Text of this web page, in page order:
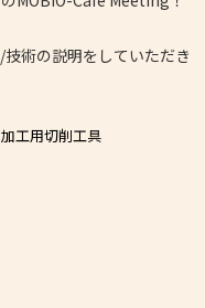
術の説明をしていただき
工用切削工具